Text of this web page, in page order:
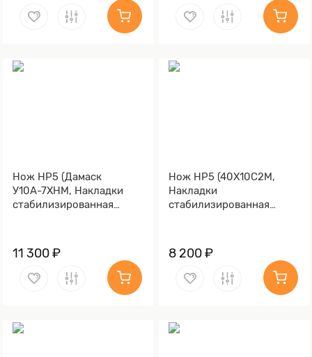
Нож НР5 (Дамаск
У10А-7ХНМ, Накладки
стабилизированная
11 300 ₽
Нож НР5 (40Х10С2М,
Накладки
стабилизированная
8 200 ₽